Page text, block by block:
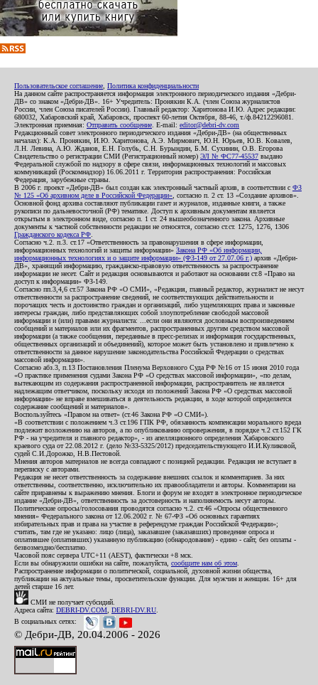
Пользовательское соглашение Политика конфиденциальности
На данном сайте распространяется информация электронного периодического издания «Дебри-
ДВ» со знаком «Дебри-ДВ». 16+ Учредитель: Пронякин К.А. (член Союза журналистов
России, член Союза писателей России). Главный редактор: Харитонова И.Ю. Адрес редакции:
680032, Хабаровский край, Хабаровск, проспект 60-летия Октября, 88-46, т./ф.84212296081.
Электронная приемная: Отправить сообщение . E-mail: editor@debri-dv.com
Редакционный совет электронного периодического издания «Дебри-ДВ» (на общественных
началах): К.А. Пронякин, И.Ю. Харитонова, А.Э. Мирмович, Ю.Н. Юрьев, Ю.В. Ковалев,
Л.Н. Левина, А.Ю. Жданов, Е.Н. Голубь, С.Н. Бурындин, Б.М. Сухинин, О.В. Егорова
Свидетельство о регистрации СМИ (Регистрационный номер) ЭЛ № ФС77-45537 выдано
Федеральной службой по надзору в сфере связи, информационных технологий и массовых
коммуникаций (Роскомнадзор) 16.06.2011 г. Территория распространения: Российская
Федерация, зарубежные страны.
В 2006 г. проект «Дебри-ДВ» был создан как электронный частный архив, в соответствии с ФЗ
№ 125 «Об архивном деле в Российской Федерации» , согласно п. 2 ст. 13 «Создание архивов».
Основной фонд архива составляют публикации газет и журналов, изданные книги, а также
рукописи по дальневосточной (РФ) тематике. Доступ к архивным документам является
открытым в электронном виде, согласно п. 1 ст. 24 вышеобозначенного закона. Архивные
документы к частной собственности редакции не относятся, согласно ст.ст. 1275, 1276, 1306
Гражданского кодекса РФ
Согласно ч.2. п.3. ст.17 «Ответственность за правонарушения в сфере информации,
информационных технологий и защиты информации» Закона РФ «Об информации,
информационных технологиях и о защите информации» (ФЗ-149 от 27.07.06 г.) архив «Дебри-
ДВ», хранящий информацию, гражданско-правовую ответственность за распространение
информации не несет. Сайт и редакция основываются и работают на основании ст.8 «Право на
доступ к информации» ФЗ-149.
Согласно пп.3,4,6 ст.57 Закона РФ «О СМИ», «Редакция, главный редактор, журналист не несут
ответственности за распространение сведений, не соответствующих действительности и
порочащих честь и достоинство граждан и организаций, либо ущемляющих права и законные
интересы граждан, либо представляющих собой злоупотребление свободой массовой
информации и (или) правами журналиста: ...если они являются дословным воспроизведением
сообщений и материалов или их фрагментов, распространенных другим средством массовой
информации (а также сообщения, переданные в пресс-релизах и информация государственных,
общественных организаций и объединений), которое может быть установлено и привлечено к
ответственности за данное нарушение законодательства Российской Федерации о средствах
массовой информации».
Согласно абз.3, п.13 Постановления Пленума Верховного Суда РФ №16 от 15 июня 2010 года
«О практике применения судами Закона РФ «О средствах массовой информации», «по делам,
вытекающим из содержания распространенной информации, распространитель не является
надлежащим ответчиком, поскольку исходя из положений Закона РФ «О средствах массовой
информации» не вправе вмешиваться в деятельность редакции, в ходе которой определяется
содержание сообщений и материалов».
Воспользуйтесь «Правом на ответ» (ст.46 Закона РФ «О СМИ»).
«В соответствии с положением ч.3 ст.196 ГПК РФ, обязанность компенсации морального вреда
подлежит возложению на авторов, а по опубликованию опровержения, в порядке ч.2 ст.152 ГК
РФ - на учредителя и главного редактор», - из апелляционного определения Хабаровского
краевого суда от 22.08.2012 г. (дело №33-5325/2012) председательствующего И.И.Куликовой,
судей С.И.Дорожко, Н.В.Пестовой.
Мнения авторов материалов не всегда совпадают с позицией редакции. Редакция не вступает в
переписку с авторами.
Редакция не несет ответственность за содержание внешних ссылок и комментариев. За них
ответственны, соответственно, исключительно их правообладатели и авторы. Комментарии на
сайте приравнены к выражению мнения. Блоги и форум не входят в электронное периодическое
издание «Дебри-ДВ», ответственность за достоверность и наполняемость несут авторы.
Политические опросы/голосования проводятся согласно ч.2. ст.46 «Опросы общественного
мнения» Федерального закона от 12.06.2002 г. № 67-ФЗ «Об основных гарантиях
избирательных прав и права на участие в референдуме граждан Российской Федерации»;
считать, там где не указано: лицо (лица), заказавшее (заказавших) проведение опроса и
оплатившее (оплативших) указанную публикацию (обнародование) - едино - сайт, без оплаты -
безвозмездно/бесплатно.
Часовой пояс сервера UTC+11 (AEST), фактически +8 мск.
Если вы обнаружили ошибки на сайте, пожалуйста, сообщите нам об этом
Распространение информации о политической, социальной, духовной жизни общества,
публикации на актуальные темы, просветительские функции. Для мужчин и женщин. 16+ для
детей старше 16 лет.
СМИ не получает субсидий.
Адреса сайта: DEBRI-DV.COM DEBRI-DV.RU
В социальных сетях:
© Дебри-ДВ, 20.04.2006 - 2026